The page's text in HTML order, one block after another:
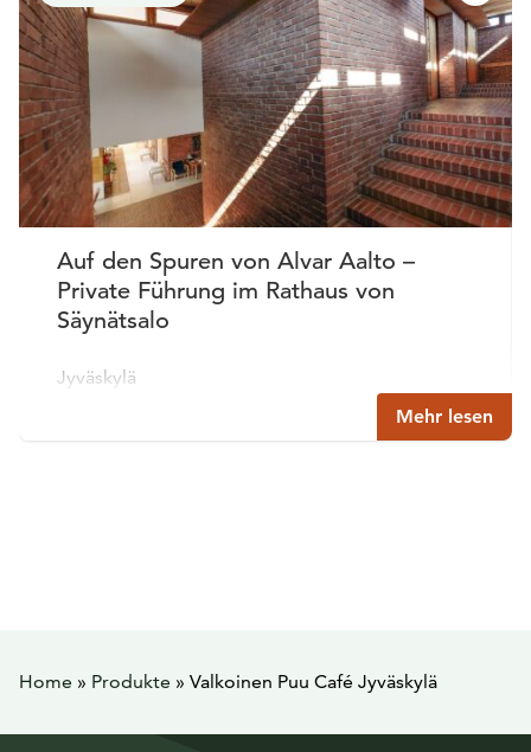
Auf den Spuren von Alvar Aalto –
Private Führung im Rathaus von
Säynätsalo
Jyväskylä
Mehr lesen
Home » Produkte » Valkoinen Puu Café Jyväskylä